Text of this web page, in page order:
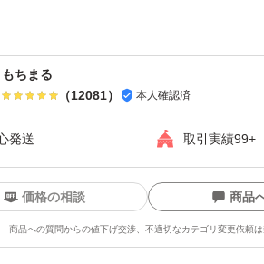
もちまる
（12081） 本人確認済
発送 取引実績99+
価格の相談 商品
商品への質問からの値下げ交渉、不適切なカテゴリ変更依頼